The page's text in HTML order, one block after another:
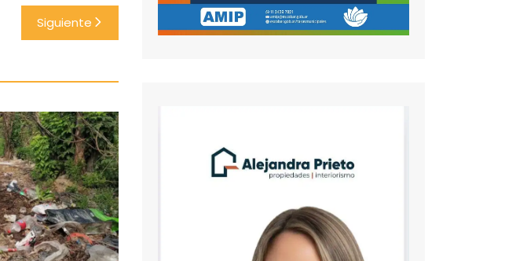
Siguiente